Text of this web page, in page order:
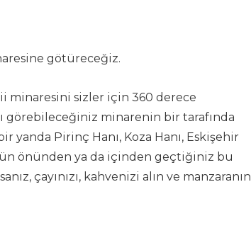
götüreceğiz.
minaresini sizler için 360 derece
görebileceğiniz minarenin bir tarafında
yanda Pirinç Hanı, Koza Hanı, Eskişehir
önünden ya da içinden geçtiğiniz bu
çayınızı, kahvenizi alın ve manzaranın